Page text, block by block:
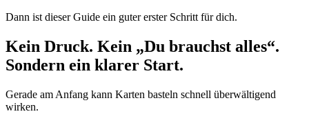
Dann ist dieser Guide ein guter erster Schritt für dich.
Kein Druck. Kein „Du brauchst alles“.
Sondern ein klarer Start.
Gerade am Anfang kann Karten basteln schnell überwältigend
wirken.